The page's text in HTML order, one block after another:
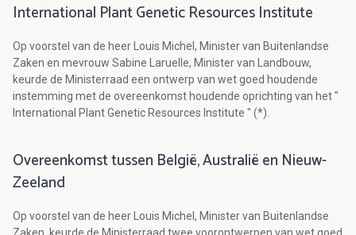
International Plant Genetic Resources Institute
Op voorstel van de heer Louis Michel, Minister van Buitenlandse
Zaken en mevrouw Sabine Laruelle, Minister van Landbouw,
keurde de Ministerraad een ontwerp van wet goed houdende
instemming met de overeenkomst houdende oprichting van het "
International Plant Genetic Resources Institute " (*).
Overeenkomst tussen België, Australië en Nieuw-
Zeeland
Op voorstel van de heer Louis Michel, Minister van Buitenlandse